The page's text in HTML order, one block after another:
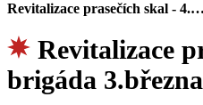
Revitalizace prasečích skal - 4.…
Revitalizace
brigáda 3.března